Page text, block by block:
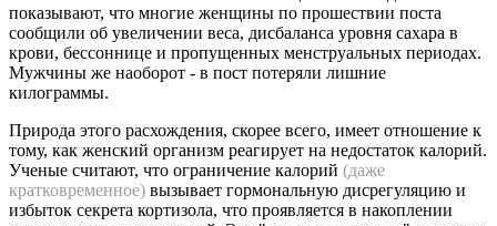
показывают, что многие женщины по прошествии поста
сообщили об увеличении веса, дисбаланса уровня сахара в
крови, бессоннице и пропущенных менструальных периодах.
Мужчины же наоборот - в пост потеряли лишние
килограммы.
Природа этого расхождения, скорее всего, имеет отношение к
тому, как женский организм реагирует на недостаток калорий.
Ученые считают, что ограничение калорий (даже
кратковременное) вызывает гормональную дисрегуляцию и
избыток секрета кортизола, что проявляется в накоплении